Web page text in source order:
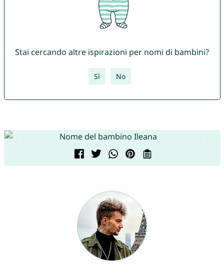
Stai cercando altre ispirazioni per nomi di bambini?
Sì No